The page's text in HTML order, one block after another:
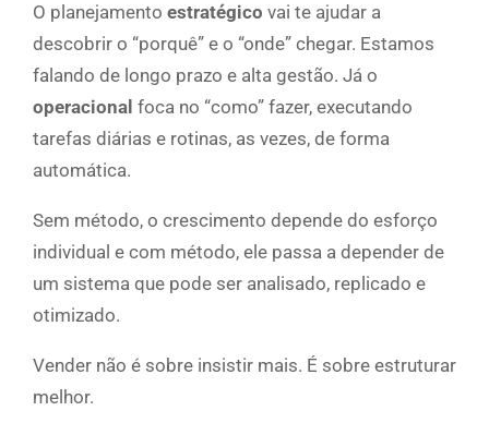
O planejamento estratégico vai te ajudar a
descobrir o “porquê” e o “onde” chegar. Estamos
falando de longo prazo e alta gestão. Já o
operacional foca no “como” fazer, executando
tarefas diárias e rotinas, as vezes, de forma
automática.
Sem método, o crescimento depende do esforço
individual e com método, ele passa a depender de
um sistema que pode ser analisado, replicado e
otimizado.
Vender não é sobre insistir mais. É sobre estruturar
melhor.